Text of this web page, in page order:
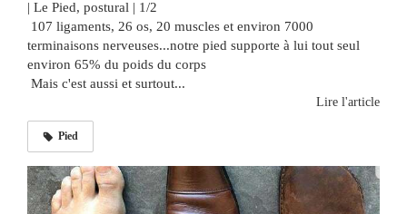
| Le Pied, postural | 1/2
107 ligaments, 26 os, 20 muscles et environ 7000
terminaisons nerveuses...notre pied supporte à lui tout seul
environ 65% du poids du corps
Mais c'est aussi et surtout...
Lire l'article
Pied